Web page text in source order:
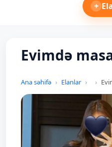
+
Evimdə
Ana səhifə Elanlar